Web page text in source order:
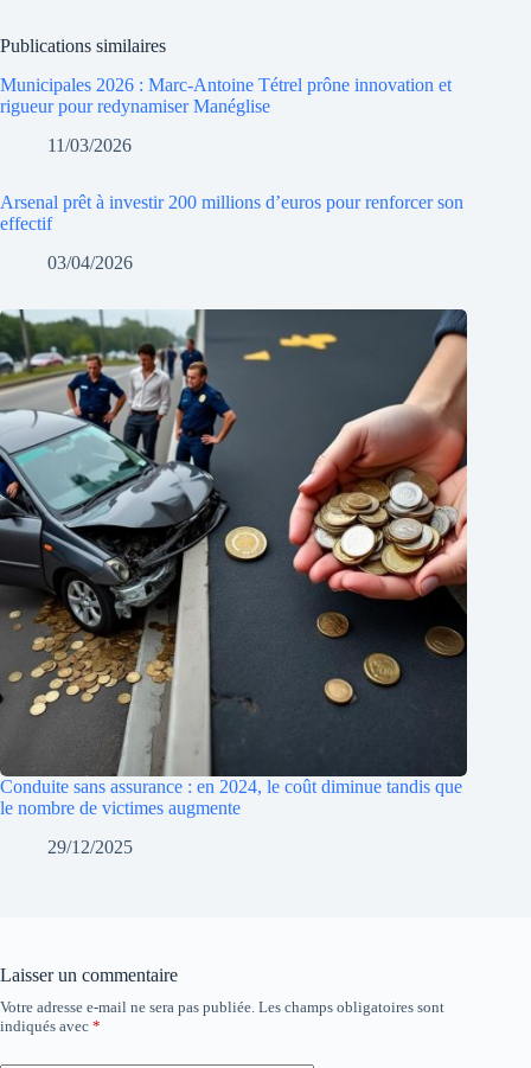
Publications similaires
Municipales 2026 : Marc-Antoine Tétrel prône innovation et
rigueur pour redynamiser Manéglise
11/03/2026
Arsenal prêt à investir 200 millions d’euros pour renforcer son
effectif
03/04/2026
Conduite sans assurance : en 2024, le coût diminue tandis que
le nombre de victimes augmente
29/12/2025
Laisser un commentaire
Votre adresse e-mail ne sera pas publiée. Les champs obligatoires sont
indiqués avec *